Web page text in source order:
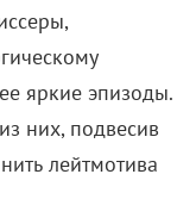
яркие эпизоды.
них, подвесив
лейтмотива